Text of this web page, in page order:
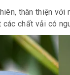
thân thiện
chất vải có